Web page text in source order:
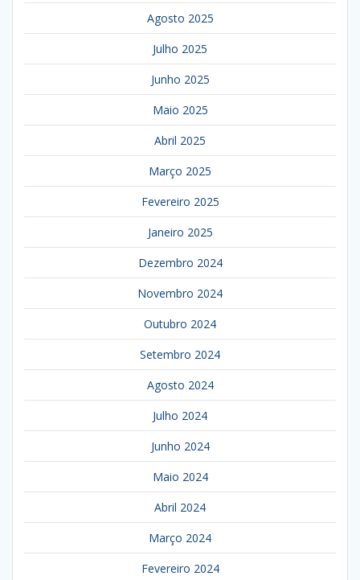
Agosto 2025
Julho 2025
Junho 2025
Maio 2025
Abril 2025
Março 2025
Fevereiro 2025
Janeiro 2025
Dezembro 2024
Novembro 2024
Outubro 2024
Setembro 2024
Agosto 2024
Julho 2024
Junho 2024
Maio 2024
Abril 2024
Março 2024
Fevereiro 2024